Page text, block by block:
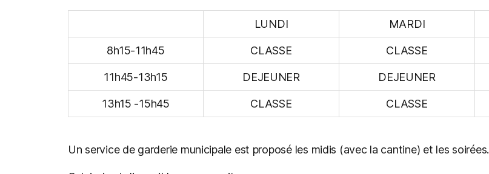
LUNDI MARDI
8h15-11h45 CLASSE CLASSE
11h45-13h15 DEJEUNER DEJEUNER
13h15 -15h45 CLASSE CLASSE
Un service de garderie municipale est proposé les midis (avec la cantine) et les soirées.